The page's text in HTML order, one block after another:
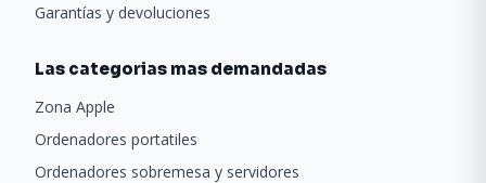
Garantías y devoluciones
Las categorias mas demandadas
Zona Apple
Ordenadores portatiles
Ordenadores sobremesa y servidores